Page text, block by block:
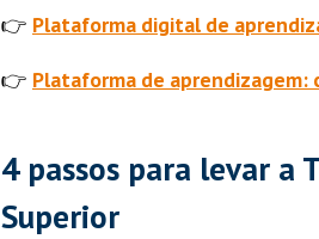
👉 Plataforma digital de
👉 Plataforma de aprendizagem:
4 passos para levar a
Superior